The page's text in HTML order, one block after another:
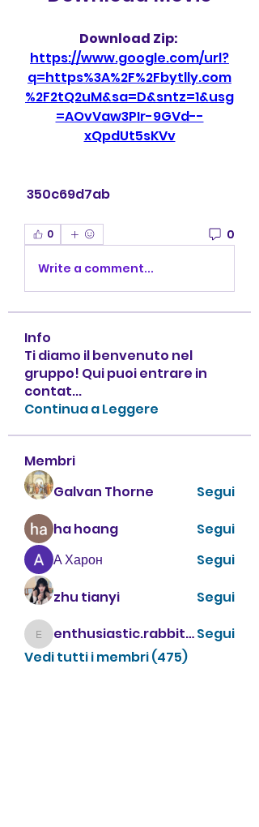
https://www.google.com/url?
q=https%3A%2F%2Fbytlly.com
%2F2tQ2uM&sa=D&sntz=1&usg
=AOvVaw3PIr-9GVd--
xQpdUt5sKVv
350c69d7ab
0 0
Write a comment...
Info
Ti diamo il benvenuto nel
gruppo! Qui puoi entrare in
contat...
Continua a Leggere
Membri
Galvan Thorne
Segui
ha hoang
Segui
А Харон
Segui
zhu tianyi
Segui
enthusiastic.rabbit.uhur enthusiastic.rabbit.uhurSegui
Vedi tutti i membri (475)